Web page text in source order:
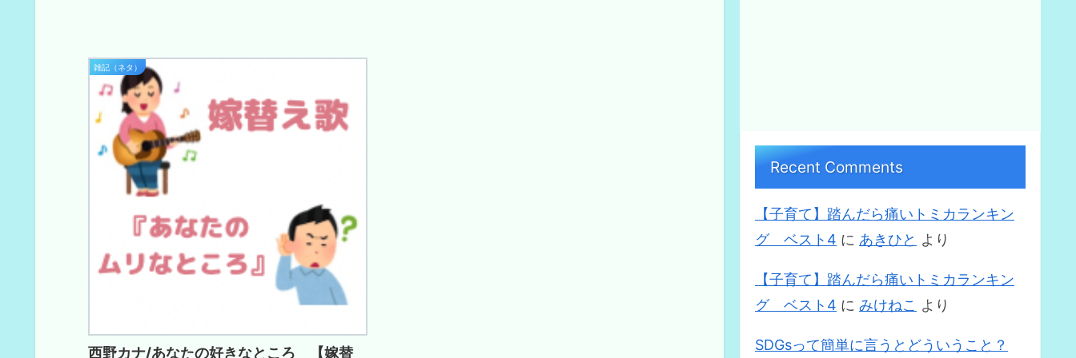
雑記（ネタ）
西野カナ/あなたの好きなところ 【嫁替
Recent Comments
【子育て】踏んだら痛いトミカランキン
グ ベスト4 に あきひと より
【子育て】踏んだら痛いトミカランキン
グ ベスト4 に みけねこ より
SDGsって簡単に言うとどういうこと？